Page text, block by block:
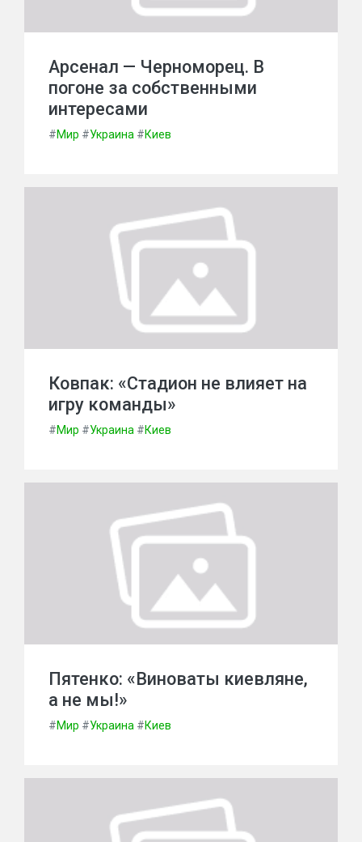
Арсенал — Черноморец. В
погоне за собственными
интересами
#Мир #Украина #Киев
Ковпак: «Стадион не влияет на
игру команды»
#Мир #Украина #Киев
Пятенко: «Виноваты киевляне,
а не мы!»
#Мир #Украина #Киев